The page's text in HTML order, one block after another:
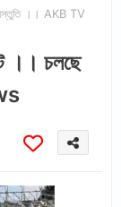
।। AKB TV
।। চলছে